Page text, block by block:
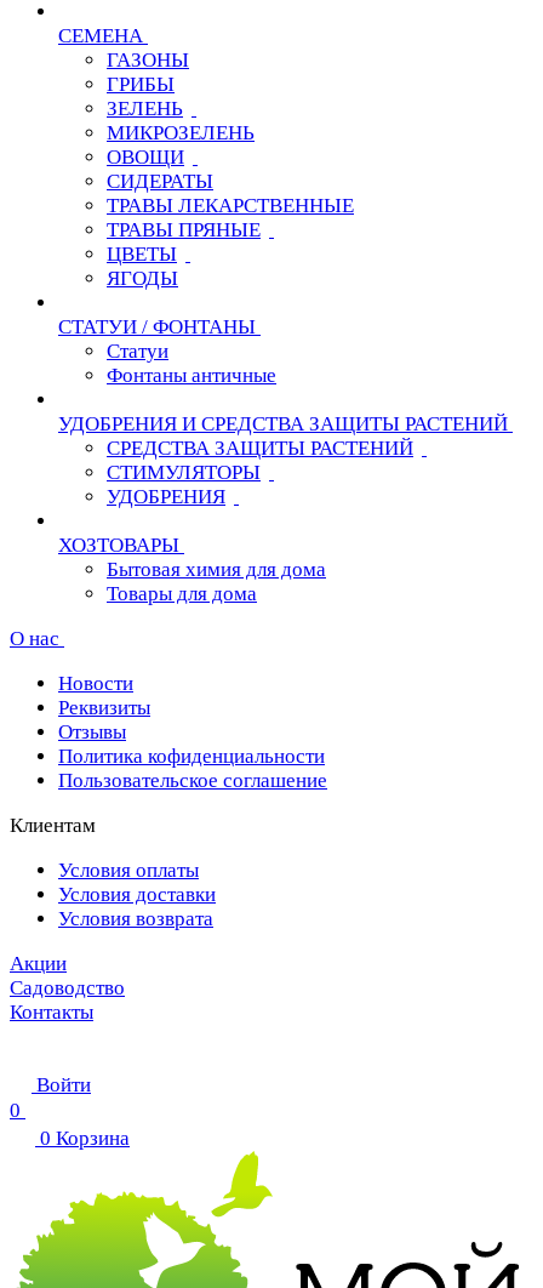
СЕМЕНА
ГАЗОНЫ
ГРИБЫ
ЗЕЛЕНЬ
МИКРОЗЕЛЕНЬ
ОВОЩИ
СИДЕРАТЫ
ТРАВЫ ЛЕКАРСТВЕННЫЕ
ТРАВЫ ПРЯНЫЕ
ЦВЕТЫ
ЯГОДЫ
СТАТУИ / ФОНТАНЫ
Статуи
Фонтаны античные
УДОБРЕНИЯ И СРЕДСТВА ЗАЩИТЫ РАСТЕНИЙ
СРЕДСТВА ЗАЩИТЫ РАСТЕНИЙ
СТИМУЛЯТОРЫ
УДОБРЕНИЯ
ХОЗТОВАРЫ
Бытовая химия для дома
Товары для дома
О нас
Новости
Реквизиты
Отзывы
Политика кофиденциальности
Пользовательское соглашение
Клиентам
Условия оплаты
Условия доставки
Условия возврата
Акции
Садоводство
Контакты
Войти
0
0 Корзина